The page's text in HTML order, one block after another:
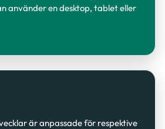
använder en desktop, tablet eller
är anpassade för respektive